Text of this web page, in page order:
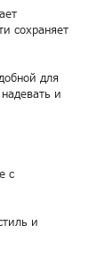
сохраняет
для
и
с
и